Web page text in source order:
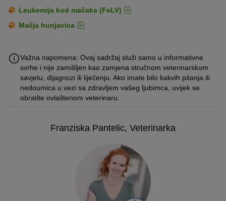
Leukemija kod mačaka (FeLV)
Mačja hunjavica
Važna napomena: Ovaj sadržaj služi samo u informativne
svrhe i nije zamišljen kao zamjena stručnom veterinarskom
savjetu, dijagnozi ili liječenju. Ako imate bilo kakvih pitanja ili
nedoumica u vezi sa zdravljem vašeg ljubimca, uvijek se
obratite ovlaštenom veterinaru.
Franziska Pantelic, Veterinarka